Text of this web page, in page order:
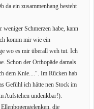
da ein zusammenhang besteht
Schmerzen habe, kann
komm mir wie ein
wo es mir überall weh tut. Ich
Schon der Orthopäde damals
dem Knie....". Im Rücken hab
Gefühl ich hätte nen Stock im
Aufstehen undenkbar!).
die